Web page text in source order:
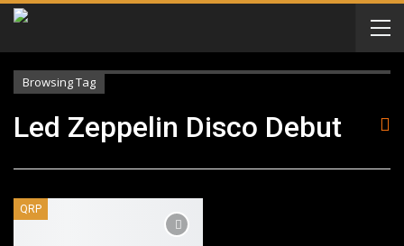
Browsing Tag
Led Zeppelin Disco Debut
QRP